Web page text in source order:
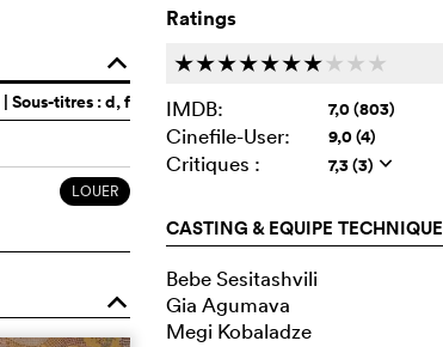
o
| Sous-titres : d, f
LOUER
o
Ratings
ccccccc c c c
IMDB:
7,0 (803)
Cinefile-User: 9,0 (4)
Critiques : 7,3 (3) q
CASTING & EQUIPE TECHNIQUE
Bebe Sesitashvili
Gia Agumava
Megi Kobaladze